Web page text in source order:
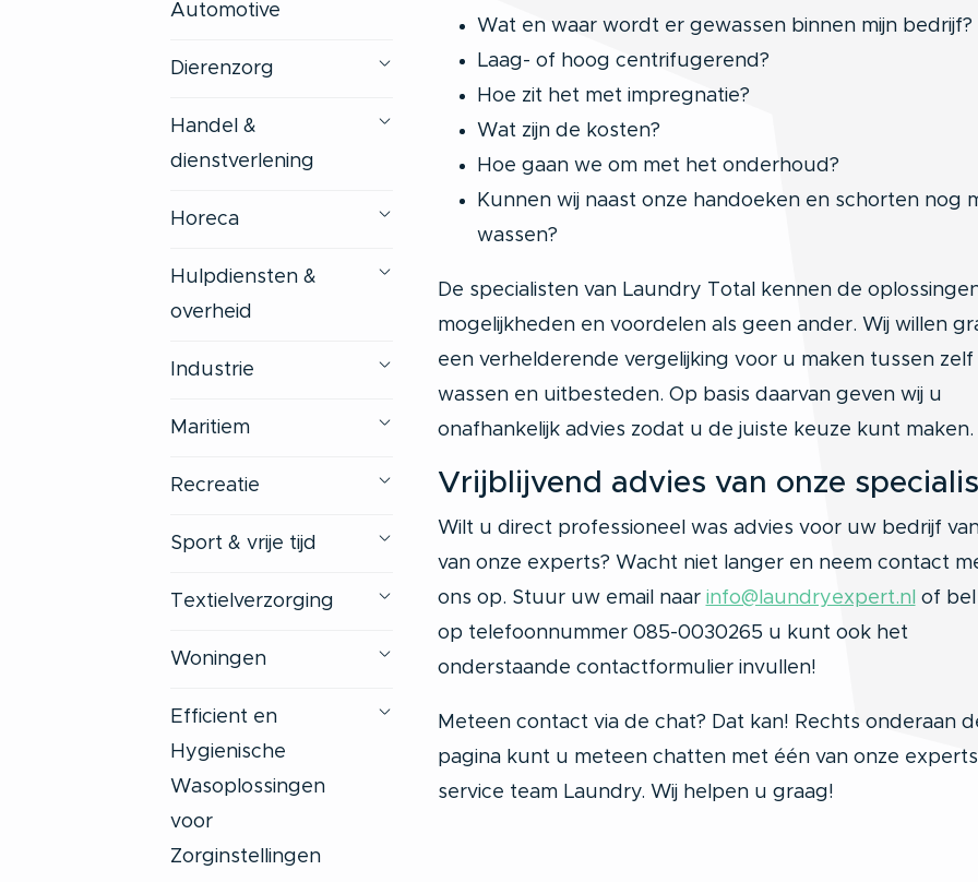
Automotive
Dierenzorg
Handel &
dienstverlening
Horeca
Hulpdiensten &
overheid
Industrie
Maritiem
Recreatie
Sport & vrije tijd
Textielverzorging
Woningen
Efficient en
Hygienische
Wasoplossingen
voor
Zorginstellingen
Wat en waar wordt er gewassen binnen mijn bedrijf?
Laag- of hoog centrifugerend?
Hoe zit het met impregnatie?
Wat zijn de kosten?
Hoe gaan we om met het onderhoud?
Kunnen wij naast onze handoeken en schorten nog
wassen?
De specialisten van Laundry Total kennen de
mogelijkheden en voordelen als geen ander. Wij willen
een verhelderende vergelijking voor u maken tussen zelf
wassen en uitbesteden. Op basis daarvan geven wij u
onafhankelijk advies zodat u de juiste keuze kunt maken.
Vrijblijvend advies van onze
Wilt u direct professioneel was advies voor uw bedrijf
van onze experts? Wacht niet langer en neem contact
ons op. Stuur uw email naar info@laundryexpert.nl of bel
op telefoonnummer 085-0030265 u kunt ook het
onderstaande contactformulier invullen!
Meteen contact via de chat? Dat kan! Rechts onderaan
pagina kunt u meteen chatten met één van onze
service team Laundry. Wij helpen u graag!